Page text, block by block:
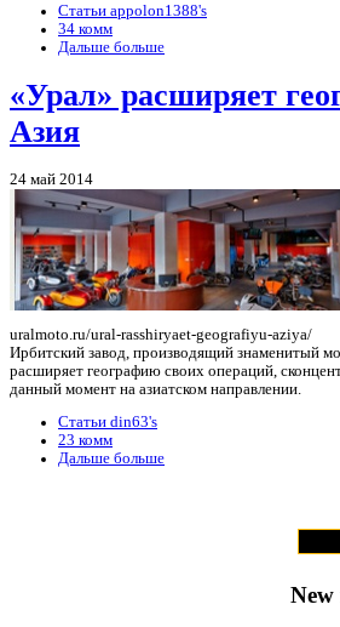
Статьи appolon1388's
34 комм
Дальше больше
«Урал» расширяет
Азия
24 май 2014
uralmoto.ru/ural-rasshiryaet-geografiyu-aziya/
Ирбитский завод, производящий знаменитый
расширяет географию своих операций,
данный момент на азиатском направлении.
Статьи din63's
23 комм
Дальше больше